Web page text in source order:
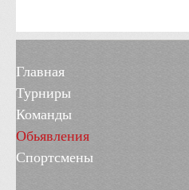
Главная
Турниры
Команды
Обьявления
Спортсмены